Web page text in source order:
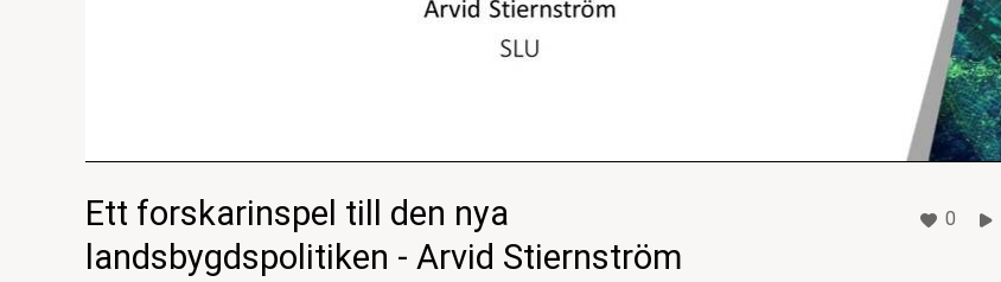
Ett forskarinspel till den nya
landsbygdspolitiken - Arvid Stiernström
0